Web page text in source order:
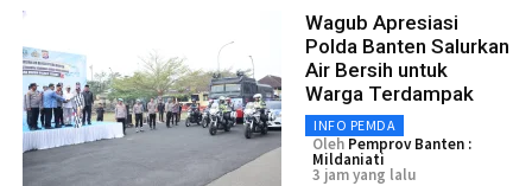
Wagub Apresiasi
Polda Banten Salurkan
Air Bersih untuk
Warga Terdampak
INFO PEMDA
Oleh Pemprov Banten :
Mildaniati
3 jam yang lalu